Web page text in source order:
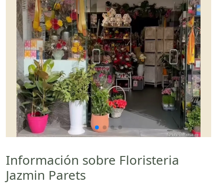
Información sobre Floristeria
Jazmin Parets